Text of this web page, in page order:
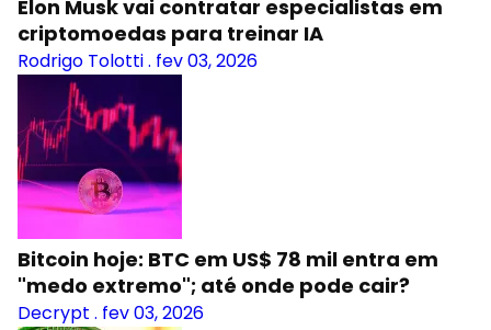
Elon Musk vai contratar especialistas em
criptomoedas para treinar IA
Rodrigo Tolotti. fev 03, 2026
Bitcoin hoje: BTC em US$ 78 mil entra em
"medo extremo"; até onde pode cair?
Decrypt . fev 03, 2026